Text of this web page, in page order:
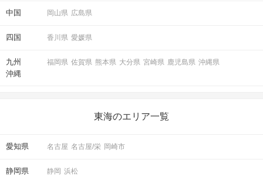
中国 岡山県 広島県
四国 香川県 愛媛県
九州
沖縄
福岡県 佐賀県 熊本県 大分県 宮崎県 鹿児島県 沖縄県
東海のエリア一覧
愛知県 名古屋 名古屋/栄 岡崎市
静岡県 静岡 浜松